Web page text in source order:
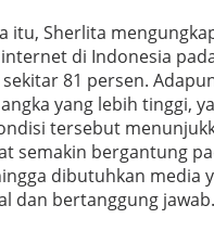
itu, Sherlita
di Indonesia
81 persen.
yang lebih tinggi,
tersebut
semakin bergantung
dibutuhkan media
dan bertanggung jawab.